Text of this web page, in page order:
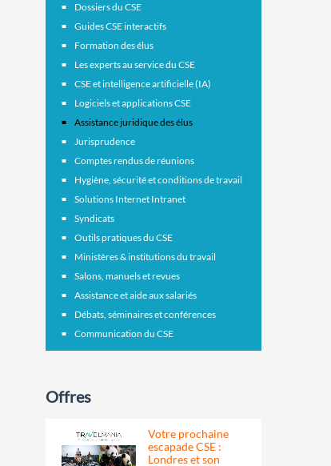
Dossiers du CSE
Guides CSE interactifs
Formation des élus
Les experts au service du CSE
CSE et intelligence artificielle (IA)
Logiciels et applications CSE
Assistance juridique des élus
Jurisprudence
Comptes rendus de réunions
Hygiène, sécurité et conditions de travail
Solutions Internet Intranet
Syndicats
Outils pratiques du CSE
Ministères & institutions du travail
Salons, manuels et revues
Assistance et aide aux salariés
Débats, séminaires et conférences
Communication du CSE
Offres
Votre prochaine
escapade CSE :
Londres et son